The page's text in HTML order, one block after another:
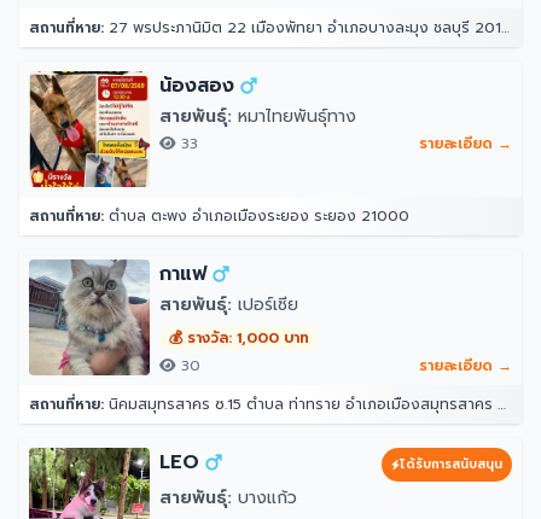
สถานที่หาย: 27 พรประภานิมิต 22 เมืองพัทยา อำเภอบางละมุง ชลบุรี 20150
น้องสอง
สายพันธุ์: หมาไทยพันธุ์ทาง
33 รายละเอียด →
สถานที่หาย: ตำบล ตะพง อำเภอเมืองระยอง ระยอง 21000
กาแฟ
สายพันธุ์: เปอร์เซีย
💰 รางวัล: 1,000 บาท
30
รายละเอียด →
สถานที่หาย: นิคมสมุทรสาคร ซ.15 ตำบล ท่าทราย อำเภอเมืองสมุทรสาคร สมุทรสาคร 74000
LEO ได้รับการสนับสนุน
สายพันธุ์: บางแก้ว